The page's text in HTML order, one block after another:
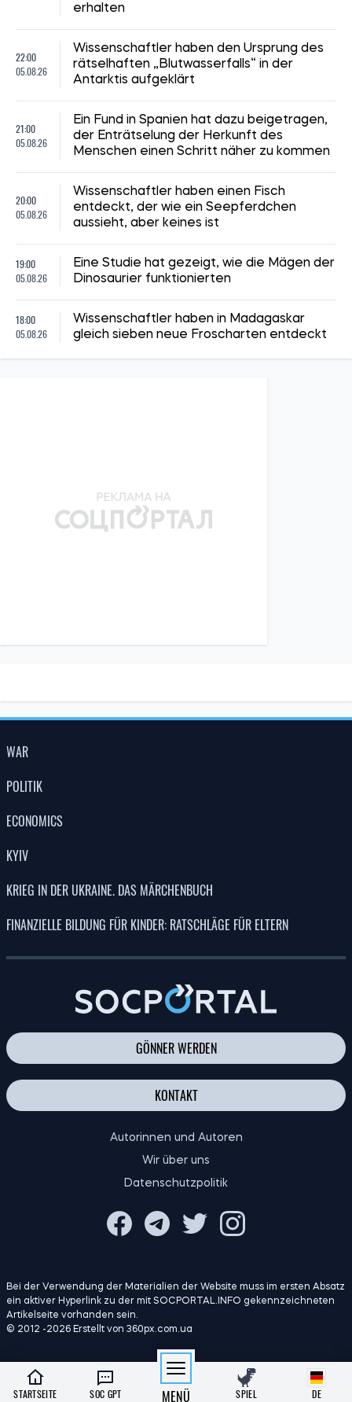
erhalten
22:00
05.08.26
Wissenschaftler haben den Ursprung des
rätselhaften „Blutwasserfalls“ in der
Antarktis aufgeklärt
21:00
05.08.26
Ein Fund in Spanien hat dazu beigetragen,
der Enträtselung der Herkunft des
Menschen einen Schritt näher zu kommen
20:00
05.08.26
Wissenschaftler haben einen Fisch
entdeckt, der wie ein Seepferdchen
aussieht, aber keines ist
19:00
05.08.26
Eine Studie hat gezeigt, wie die Mägen der
Dinosaurier funktionierten
18:00
05.08.26
Wissenschaftler haben in Madagaskar
gleich sieben neue Froscharten entdeckt
WAR
POLITIK
ECONOMICS
KYIV
KRIEG IN DER UKRAINE. DAS MÄRCHENBUCH
FINANZIELLE BILDUNG FÜR KINDER: RATSCHLÄGE FÜR ELTERN
GÖNNER WERDEN
KONTAKT
Autorinnen und Autoren
Wir über uns
Datenschutzpolitik
Bei der Verwendung der Materialien der Website muss im ersten Absatz
ein aktiver Hyperlink zu der mit SOCPORTAL.INFO gekennzeichneten
Artikelseite vorhanden sein.
© 2012 -2026 Erstellt von 360px.com.ua
STARTSEITE SOC GPT MENÜ SPIEL DE